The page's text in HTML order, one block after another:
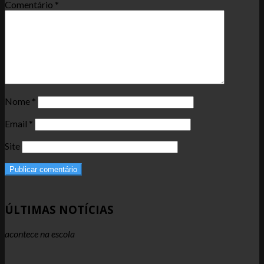
Comentário *
Nome *
Email *
Site
ÚLTIMAS NOTÍCIAS
acontece na escola